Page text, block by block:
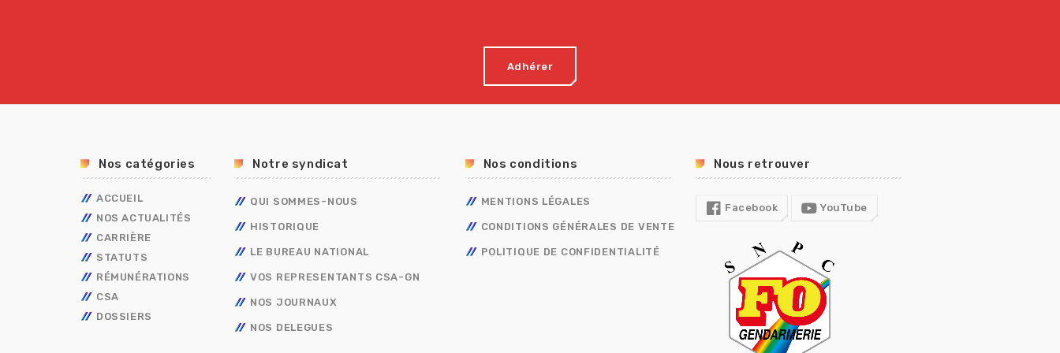
Tous nos journaux
Congé supplémentaire de naissance
Adhérer
Nos catégories
ACCUEIL
NOS ACTUALITÉS
CARRIÈRE
AVANCEMENT
TECHNIQUES
OUVRIER DE L’ETAT
MOBILITÉ
CAP
CONCOURS/EXAMENS
STATUTS
FONCTIONNAIRES
ADMINISTRATIFS
OUVRIER DE L’ETAT
CONTRACTUELS
RÉMUNÉRATIONS
CALENDRIER DE PAYE
GRILLES INDICIAIRES
CSA
GENDARMERIE
DOSSIERS
Notre syndicat
QUI SOMMES-NOUS
HISTORIQUE
LE BUREAU NATIONAL
VOS REPRESENTANTS CSA-GN
NOS JOURNAUX
NOS DELEGUES
Nos conditions
MENTIONS LÉGALES
CONDITIONS GÉNÉRALES DE VENTE
POLITIQUE DE CONFIDENTIALITÉ
Nous retrouver
Facebook YouTube